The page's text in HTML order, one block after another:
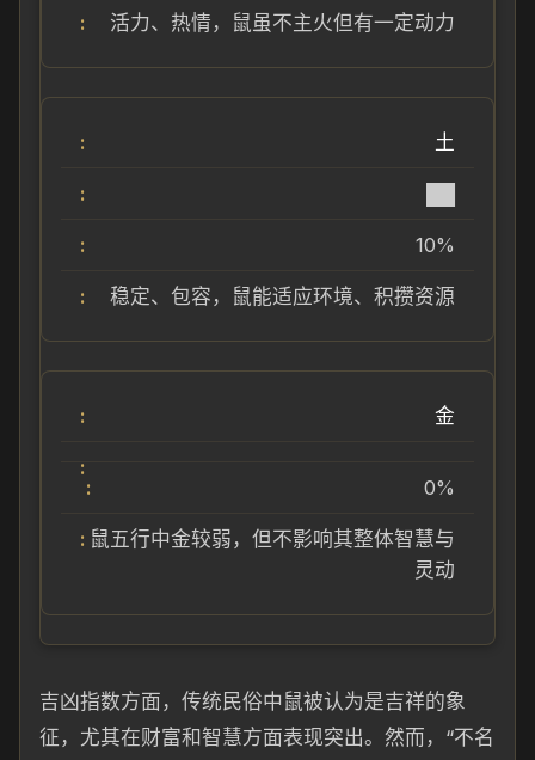
活力、热情，鼠虽不主火但有一定动力
土
10%
稳定、包容，鼠能适应环境、积攒资源
金
0%
鼠五行中金较弱，但不影响其整体智慧与
灵动
吉凶指数方面，传统民俗中鼠被认为是吉祥的象
征，尤其在财富和智慧方面表现突出。然而，“不名